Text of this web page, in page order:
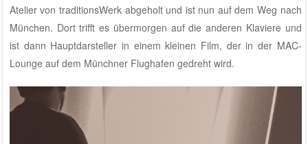
Atelier von traditionsWerk abgeholt und ist nun auf dem Weg nach
München. Dort trifft es übermorgen auf die anderen Klaviere und
ist dann Hauptdarsteller in einem kleinen Film, der in der MAC-
Lounge auf dem Münchner Flughafen gedreht wird.